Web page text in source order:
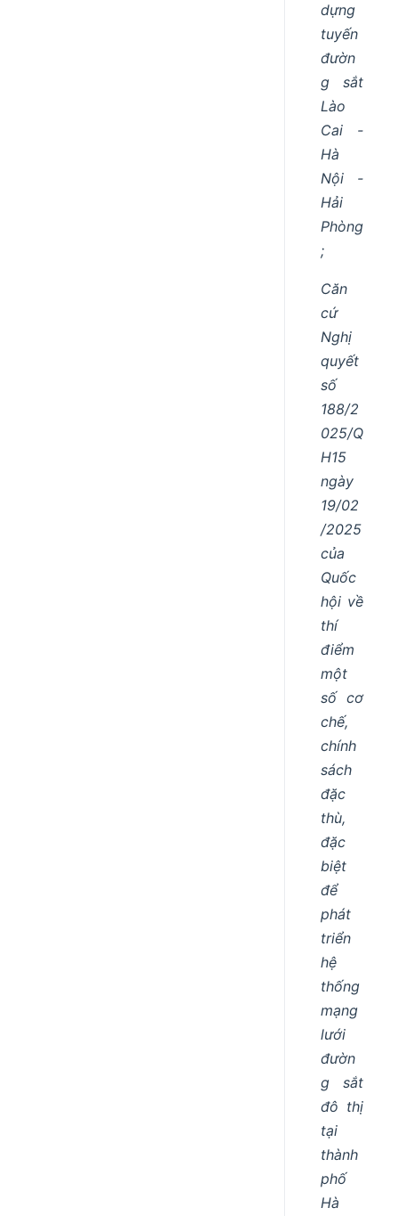
dựng
tuyến
đườn
g sắt
Lào
Cai -
Hà
Nội -
Hải
Phòng
;
Căn
cứ
Nghị
quyết
số
188/2
025/Q
H15
ngày
19/02
/2025
của
Quốc
hội về
thí
điểm
một
số cơ
chế,
chính
sách
đặc
thù,
đặc
biệt
để
phát
triển
hệ
thống
mạng
lưới
đườn
g sắt
đô thị
tại
thành
phố
Hà